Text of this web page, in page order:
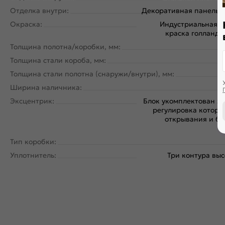
Отделка внутри:
Декоративная
Окраска:
Индустриальная
краска
Толщина полотна/коробки, мм:
Толщина стали короба, мм:
Толщина стали полотна (снаружи/внутри), мм:
Ширина наличника:
Эксцентрик:
Блок укомплектован
регулировка
открывания и
Тип коробки:
Уплотнитель:
Три контура